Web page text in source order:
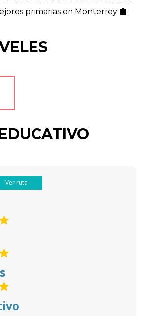
primarias en Monterrey 🏫.
Ver ruta